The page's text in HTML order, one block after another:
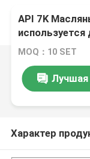
API 7K
и газа
MOQ：10 SET
Лучшая
Характер